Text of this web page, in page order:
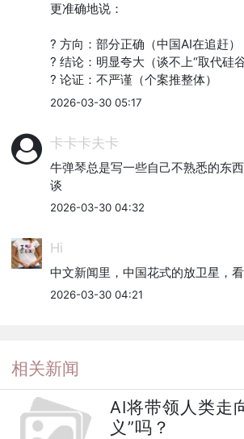
更准确地说：
? 方向：部分正确（中国AI在追赶）
? 结论：明显夸大（谈不上“取代硅谷
? 论证：不严谨（个案推整体）
2026-03-30 05:17
卡卡卡夫卡
牛弹琴总是写一些自己不熟悉的东
谈
2026-03-30 04:32
Hi
中文新闻里，中国花式的放卫星，
2026-03-30 04:21
相关新闻
AI将带领人类走
义”吗？